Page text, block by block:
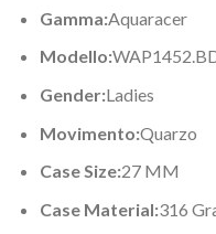
Gamma:Aquaracer
Modello:
Gender:Ladies
Movimento:Quarzo
Case Size:27 MM
Case Material:316